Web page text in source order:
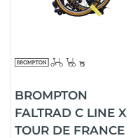
BROMPTON
FALTRAD C LINE X
TOUR DE FRANCE